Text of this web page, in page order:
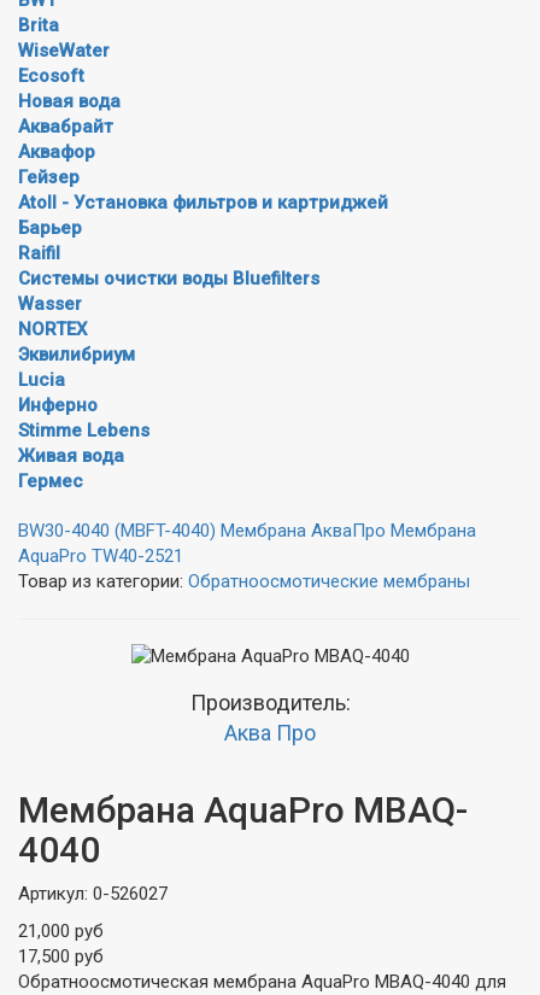
Brita
WiseWater
Ecosoft
Новая вода
Аквабрайт
Аквафор
Гейзер
Atoll - Установка фильтров и картриджей
Барьер
Raifil
Системы очистки воды Bluefilters
Wasser
NORTEX
Эквилибриум
Lucia
Инферно
Stimme Lebens
Живая вода
Гермес
BW30-4040 (MBFT-4040) Мембрана АкваПро Мембрана
AquaPro TW40-2521
Товар из категории: Обратноосмотические мембраны
Производитель:
Аква Про
Мембрана AquaPro MBAQ-
4040
Артикул: 0-526027
21,000 руб
17,500 руб
Обратноосмотическая мембрана AquaPro MBAQ-4040 для